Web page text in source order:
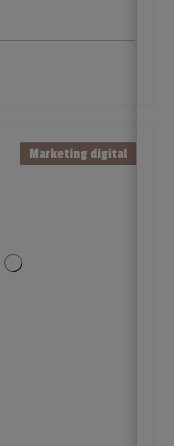
Marketing digital